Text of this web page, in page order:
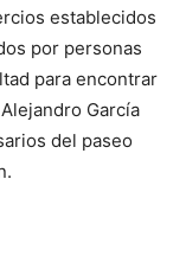
establecidos
por personas
para encontrar
García
del paseo